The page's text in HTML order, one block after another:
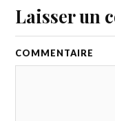
Laisser un
COMMENTAIRE